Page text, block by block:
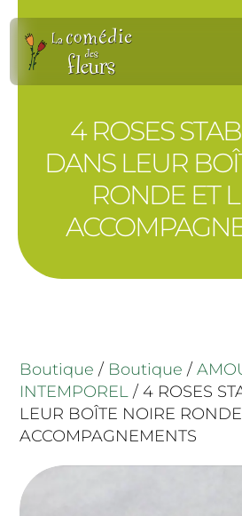
4 ROSES
DANS LEUR
RONDE ET
Boutique / Boutique /
INTEMPOREL / 4 ROSES
LEUR BOÎTE NOIRE
ACCOMPAGNEMENTS